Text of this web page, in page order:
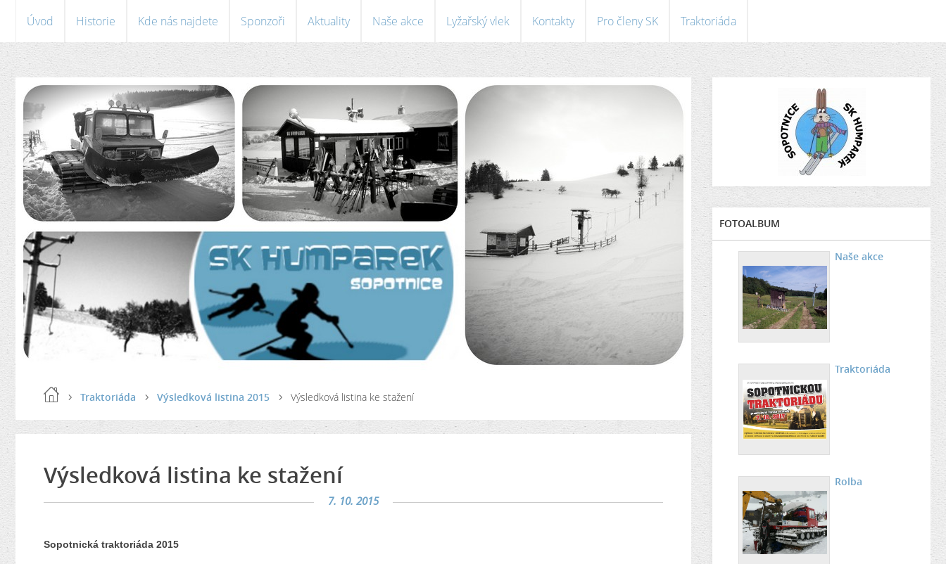
Úvod Historie Kde nás najdete Sponzoři Aktuality Naše akce Lyžařský vlek Kontakty Pro členy SK Traktoriáda
Traktoriáda Výsledková listina 2015 Výsledková listina ke stažení
Výsledková listina ke stažení
7. 10. 2015
Sopotnická traktoriáda 2015
FOTOALBUM
Naše akce
Traktoriáda
Rolba